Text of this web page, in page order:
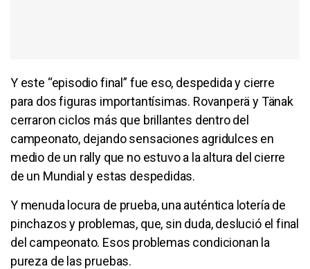
Y este “episodio final” fue eso, despedida y cierre
para dos figuras importantísimas. Rovanperä y Tänak
cerraron ciclos más que brillantes dentro del
campeonato, dejando sensaciones agridulces en
medio de un rally que no estuvo a la altura del cierre
de un Mundial y estas despedidas.
Y menuda locura de prueba, una auténtica lotería de
pinchazos y problemas, que, sin duda, deslució el final
del campeonato. Esos problemas condicionan la
pureza de las pruebas.